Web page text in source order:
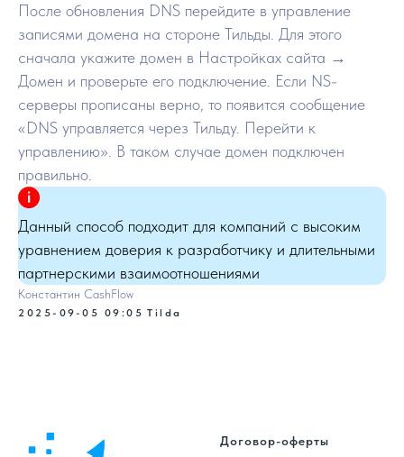
После обновления DNS перейдите в управление
записями домена на стороне Тильды. Для этого
сначала укажите домен в Настройках сайта →
Домен и проверьте его подключение. Если NS-
серверы прописаны верно, то появится сообщение
«DNS управляется через Тильду. Перейти к
управлению». В таком случае домен подключен
правильно.
Данный способ подходит для компаний с высоким
уравнением доверия к разработчику и длительными
партнерскими взаимоотношениями
Константин CashFlow
2025-09-05 09:05 Tilda
Договор-оферты